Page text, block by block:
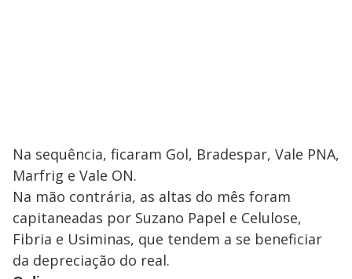
Na sequência, ficaram Gol, Bradespar, Vale PNA,
Marfrig e Vale ON.
Na mão contrária, as altas do mês foram
capitaneadas por Suzano Papel e Celulose,
Fibria e Usiminas, que tendem a se beneficiar
da depreciação do real.